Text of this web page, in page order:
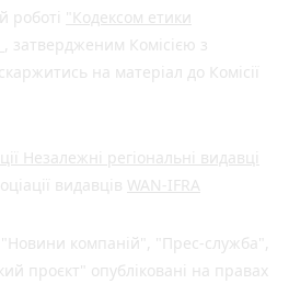
роботі "Кодексом етики
, затвердженим Комісією з
на матеріал до Комісії
Незалежні регіональні видавці
видавців WAN-IFRA
компаній", "Прес-служба",
проєкт" опубліковані на правах